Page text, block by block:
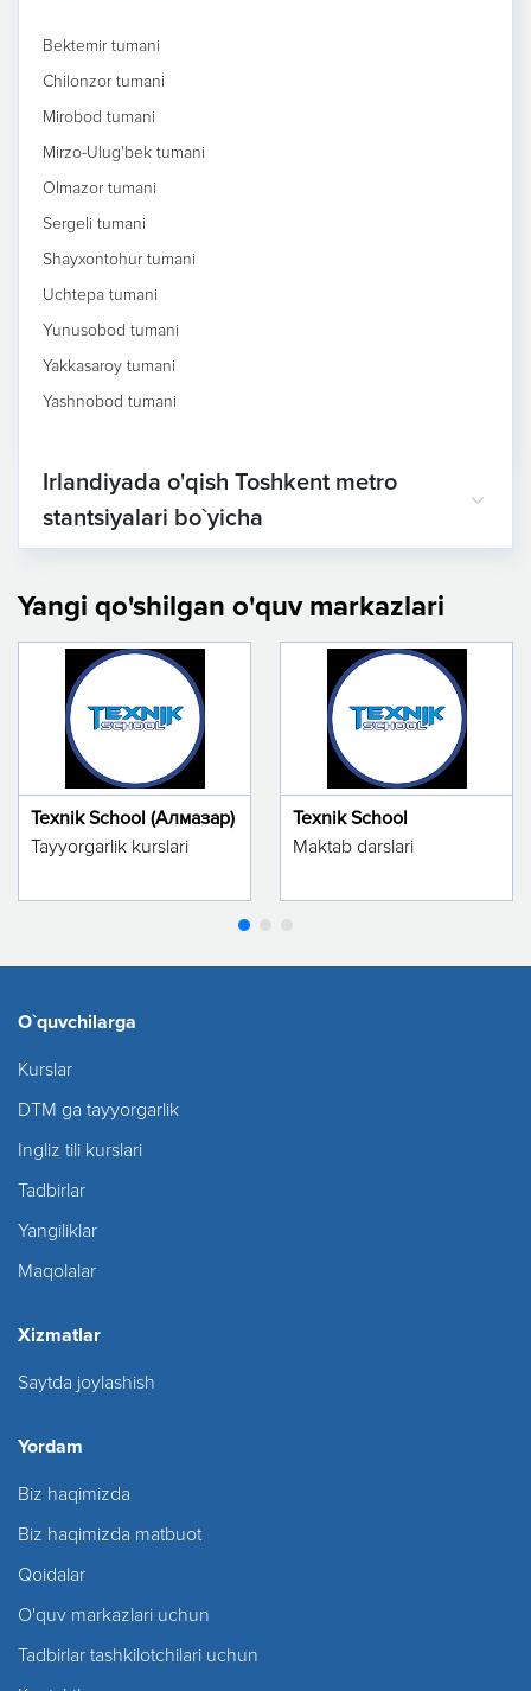
Bektemir tumani
Chilonzor tumani
Mirobod tumani
Mirzo-Ulug'bek tumani
Olmazor tumani
Sergeli tumani
Shayxontohur tumani
Uchtepa tumani
Yunusobod tumani
Yakkasaroy tumani
Yashnobod tumani
Irlandiyada o'qish Toshkent metro
stantsiyalari bo`yicha
Yangi qo'shilgan o'quv markazlari
Texnik School (Алмазар)
Tayyorgarlik kurslari
Texnik School
Maktab darslari
O`quvchilarga
Kurslar
DTM ga tayyorgarlik
Ingliz tili kurslari
Tadbirlar
Yangiliklar
Maqolalar
Xizmatlar
Saytda joylashish
Yordam
Biz haqimizda
Biz haqimizda matbuot
Qoidalar
O'quv markazlari uchun
Tadbirlar tashkilotchilari uchun